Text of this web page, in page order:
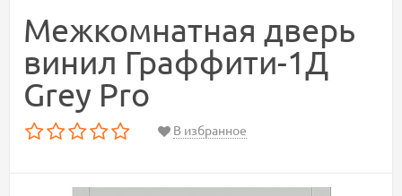
Межкомнатная дверь
винил Граффити-1Д
Grey Pro
В избранное